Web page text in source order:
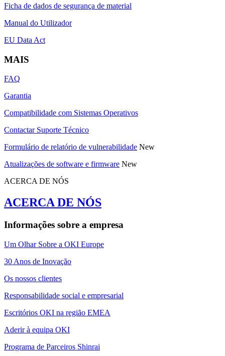
Ficha de dados de segurança de material
Manual do Utilizador
EU Data Act
MAIS
FAQ
Garantia
Compatibilidade com Sistemas Operativos
Contactar Suporte Técnico
Formulário de relatório de vulnerabilidade New
Atualizações de software e firmware New
ACERCA DE NÓS
ACERCA DE NÓS
Informações sobre a empresa
Um Olhar Sobre a OKI Europe
30 Anos de Inovação
Os nossos clientes
Responsabilidade social e empresarial
Escritórios OKI na região EMEA
Aderir à equipa OKI
Programa de Parceiros Shinrai